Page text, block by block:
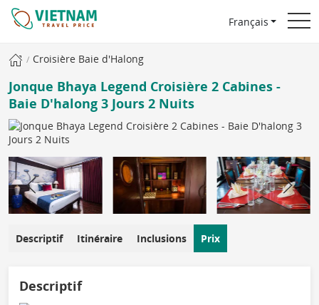
Français
Croisière Baie d'Halong
Jonque Bhaya Legend Croisière 2 Cabines -
Baie D'halong 3 Jours 2 Nuits
Descriptif Itinéraire Inclusions Prix
Descriptif